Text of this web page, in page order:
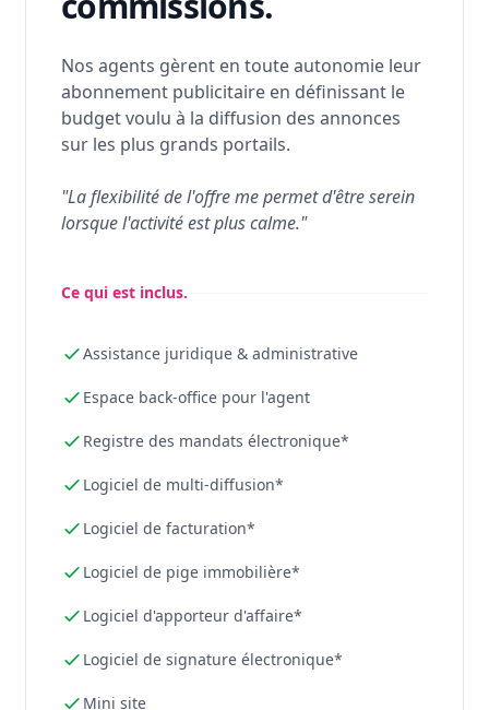
Nos agents gèrent en toute autonomie leur
abonnement publicitaire en définissant le
budget voulu à la diffusion des annonces
sur les plus grands portails.
"La flexibilité de l'offre me permet d'être serein
lorsque l'activité est plus calme."
Ce qui est inclus.
Assistance juridique & administrative
Espace back-office pour l'agent
Registre des mandats électronique*
Logiciel de multi-diffusion*
Logiciel de facturation*
Logiciel de pige immobilière*
Logiciel d'apporteur d'affaire*
Logiciel de signature électronique*
Mini site